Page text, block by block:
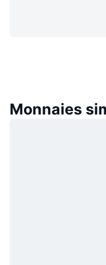
Monnaies